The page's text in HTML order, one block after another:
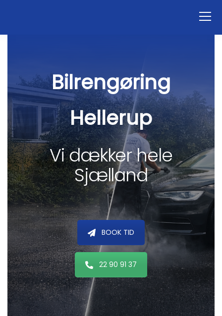
Bilrengøring
Hellerup
Vi dækker hele
Sjælland
BOOK TID
22 90 91 37